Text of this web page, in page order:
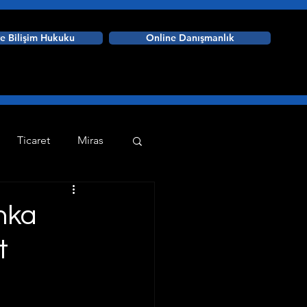
Bilişim Hukuku Online Danışmanlık
Ticaret Miras
Askeri Ceza Hukuku
Programları